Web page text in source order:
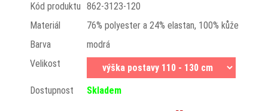
Kód produktu 862-3123-120
Materiál
76% polyester a 24% elastan, 100% kůže
Barva
modrá
Velikost
Dostupnost Skladem